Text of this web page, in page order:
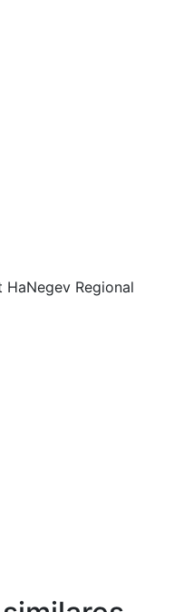
HaNegev Regional